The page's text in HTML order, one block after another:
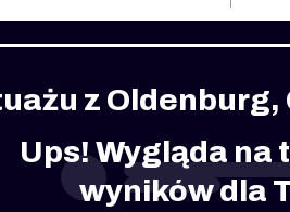
EDYNBURG
NEW SCHOOL
TRIBAL
RYCINOWE
z Oldenburg,
Ups! Wygląda na
wyników dla